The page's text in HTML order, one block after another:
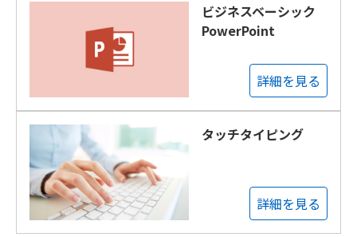
ビジネスベーシック
PowerPoint
詳細を見る
タッチタイピング
詳細を見る